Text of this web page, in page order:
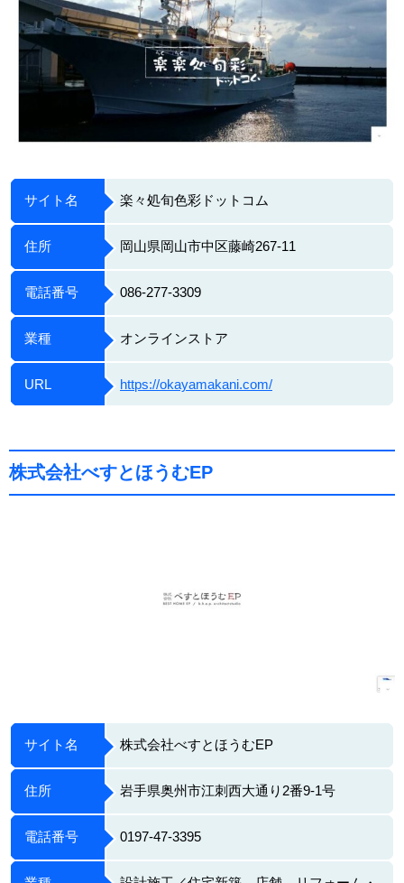
サイト名 楽々処旬色彩ドットコム
住所 岡山県岡山市中区藤崎267-11
電話番号 086-277-3309
業種 オンラインストア
URL https://okayamakani.com/
株式会社べすとほうむEP
サイト名 株式会社べすとほうむEP
住所 岩手県奥州市江刺西大通り2番9-1号
電話番号 0197-47-3395